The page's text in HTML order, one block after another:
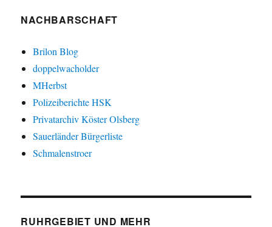
NACHBARSCHAFT
Brilon Blog
doppelwacholder
MHerbst
Polizeiberichte HSK
Privatarchiv Köster Olsberg
Sauerländer Bürgerliste
Schmalenstroer
RUHRGEBIET UND MEHR